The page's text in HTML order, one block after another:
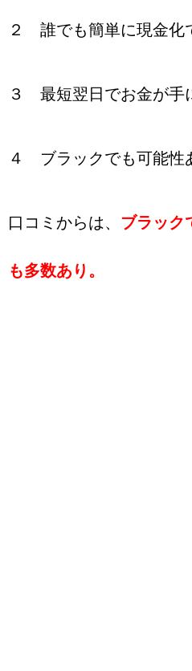
２ 誰でも簡単に現金化
３ 最短翌日でお金が手
４ ブラックでも可能性
口コミからは、 ブラック
も多数あり。